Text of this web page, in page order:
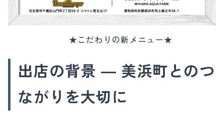
★こだわりの新メニュー★
出店の背景 ― 美浜町とのつ
ながりを大切に